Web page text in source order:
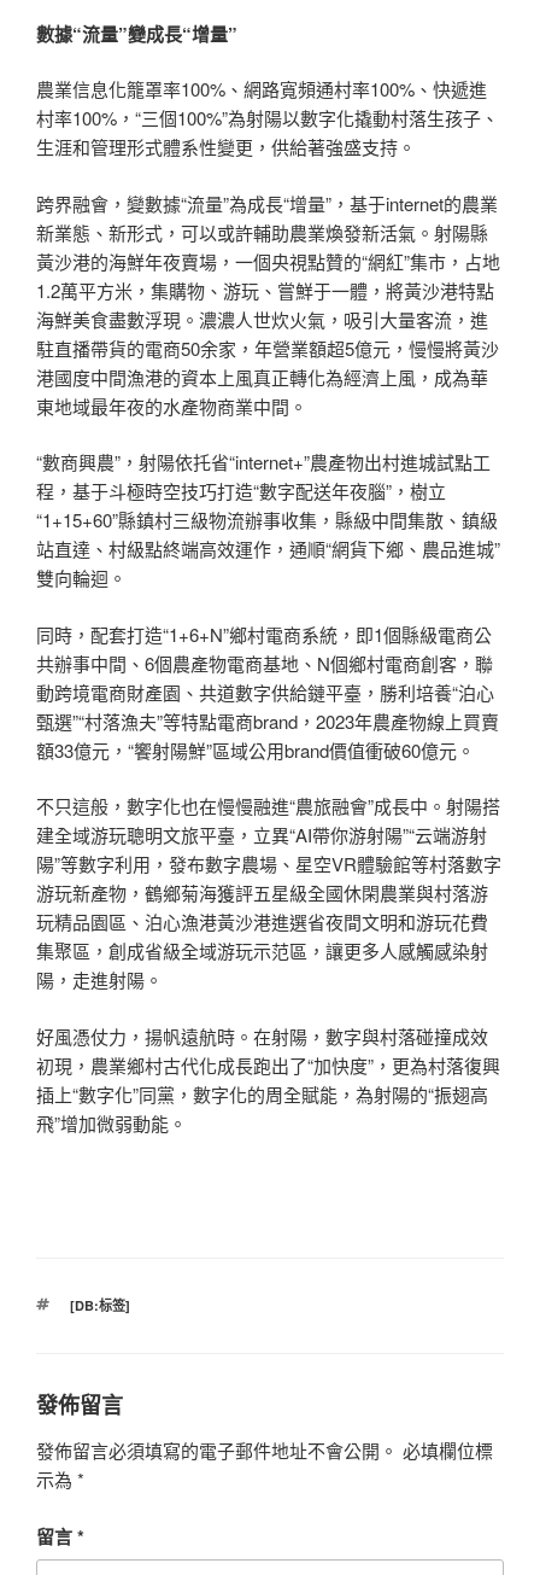
數據“流量”變成長“增量”
農業信息化籠罩率100%、網路寬頻通村率100%、快遞進
村率100%，“三個100%”為射陽以數字化撬動村落生孩子、
生涯和管理形式體系性變更，供給著強盛支持。
跨界融會，變數據“流量”為成長“增量”，基于internet的農業
新業態、新形式，可以或許輔助農業煥發新活氣。射陽縣
黃沙港的海鮮年夜賣場，一個央視點贊的“網紅”集市，占地
1.2萬平方米，集購物、游玩、嘗鮮于一體，將黃沙港特點
海鮮美食盡數浮現。濃濃人世炊火氣，吸引大量客流，進
駐直播帶貨的電商50余家，年營業額超5億元，慢慢將黃沙
港國度中間漁港的資本上風真正轉化為經濟上風，成為華
東地域最年夜的水產物商業中間。
“數商興農”，射陽依托省“internet+”農產物出村進城試點工
程，基于斗極時空技巧打造“數字配送年夜腦”，樹立
“1+15+60”縣鎮村三級物流辦事收集，縣級中間集散、鎮級
站直達、村級點終端高效運作，通順“網貨下鄉、農品進城”
雙向輪迴。
同時，配套打造“1+6+N”鄉村電商系統，即1個縣級電商公
共辦事中間、6個農產物電商基地、N個鄉村電商創客，聯
動跨境電商財產園、共道數字供給鏈平臺，勝利培養“泊心
甄選”“村落漁夫”等特點電商brand，2023年農產物線上買賣
額33億元，“饗射陽鮮”區域公用brand價值衝破60億元。
不只這般，數字化也在慢慢融進“農旅融會”成長中。射陽搭
建全域游玩聰明文旅平臺，立異“AI帶你游射陽”“云端游射
陽”等數字利用，發布數字農場、星空VR體驗館等村落數字
游玩新產物，鶴鄉菊海獲評五星級全國休閑農業與村落游
玩精品園區、泊心漁港黃沙港進選省夜間文明和游玩花費
集聚區，創成省級全域游玩示范區，讓更多人感觸感染射
陽，走進射陽。
好風憑仗力，揚帆遠航時。在射陽，數字與村落碰撞成效
初現，農業鄉村古代化成長跑出了“加快度”，更為村落復興
插上“數字化”同黨，數字化的周全賦能，為射陽的“振翅高
飛”增加微弱動能。
標
[DB:标签]
發佈留言
發佈留言必須填寫的電子郵件地址不會公開。 必填欄位標
示為 *
留言*